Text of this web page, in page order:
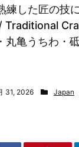
練した匠の技
Traditional
丸亀うちわ・
31, 2026 Japan